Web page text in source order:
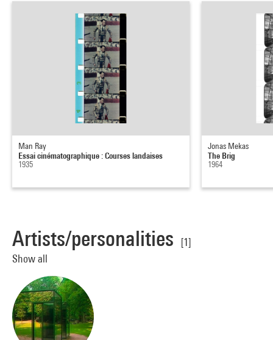
Man Ray
Essai cinématographique : Courses landaises
1935
Jonas Mekas
The Brig
1964
Artists/personalities
[1]
Show all